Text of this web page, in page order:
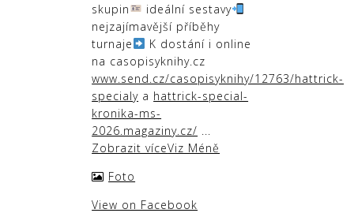
skupin
ideální sestavy
nejzajímavější příběhy
turnaje
K dostání i online
na casopisyknihy.cz
www.send.cz/casopisyknihy/12763/hattrick-
specialy a hattrick-special-
kronika-ms-
2026.magaziny.cz/ ...
Zobrazit víceViz Méně
Foto
View on Facebook